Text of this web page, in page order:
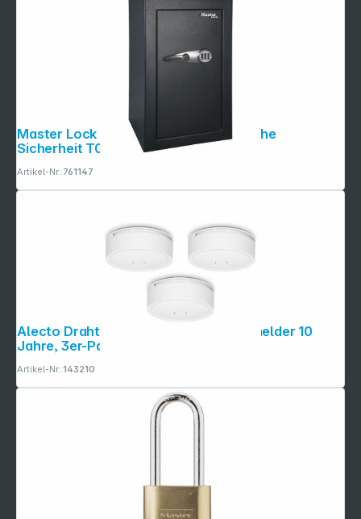
Master Lock Digitaler XXL-Safe für hohe
Sicherheit T0-331ML
Artikel-Nr.:761147
Alecto Drahtlos vernetzbarer Rauchmelder 10
Jahre, 3er-Pack
Artikel-Nr.:143210